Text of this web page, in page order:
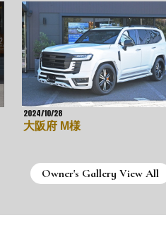
2024/10/28
大阪府 M様
Owner's Gallery View All